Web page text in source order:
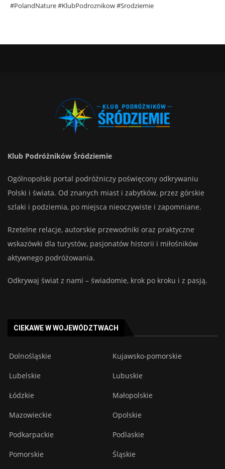
#PolandNature #KlubPodroznikow #Srodziemie
Klub Podróżników Śródziemie
Ogólnopolski portal podróżniczy poświęcony odkrywaniu
Polski i świata. Od znanych miast i zabytków, przez górskie
szlaki i podziemia, po miejsca nieoczywiste i zapomniane.
Rzetelne relacje, autorskie przewodniki oraz praktyczne
wskazówki dla turystów, pasjonatów historii i miłośników
aktywnego podróżowania.
Odkrywaj świat z nami – świadomie, krok po kroku i z pasją.
CIEKAWE W WOJEWÓDZTWACH
Dolnośląskie Kujawsko-pomorskie
Lubelskie Lubuskie
Łódzkie Małopolskie
Mazowieckie Opolskie
Podkarpackie Podlaskie
Pomorskie Śląskie